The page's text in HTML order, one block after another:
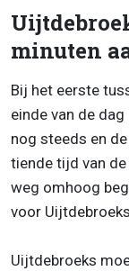
minuten
Bij het eerste
einde van de
nog steeds en
tiende tijd van
weg omhoog
voor
Uijtdebroeks